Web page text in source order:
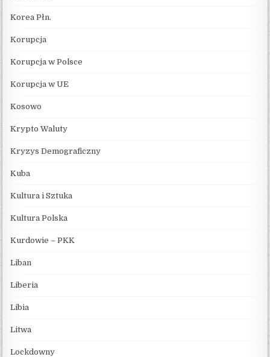
Korea Płn.
Korupcja
Korupcja w Polsce
Korupcja w UE
Kosowo
Krypto Waluty
Kryzys Demograficzny
Kuba
Kultura i Sztuka
Kultura Polska
Kurdowie – PKK
Liban
Liberia
Libia
Litwa
Lockdowny